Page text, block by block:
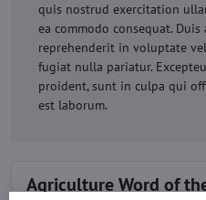
quis nostrud exercitation
ea commodo consequat.
reprehenderit in voluptate
fugiat nulla pariatur.
proident, sunt in culpa qui
est laborum.
Agriculture Word of